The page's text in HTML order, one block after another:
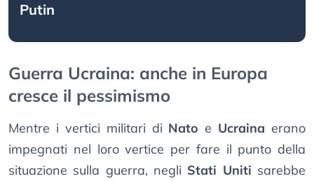
Putin
Guerra Ucraina: anche in Europa
cresce il pessimismo
Mentre i vertici militari di Natoe Ucraina erano
impegnati nel loro vertice per fare il punto della
situazione sulla guerra, negli Stati Uniti sarebbe